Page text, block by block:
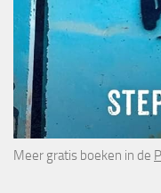
Meer gratis boeken in de